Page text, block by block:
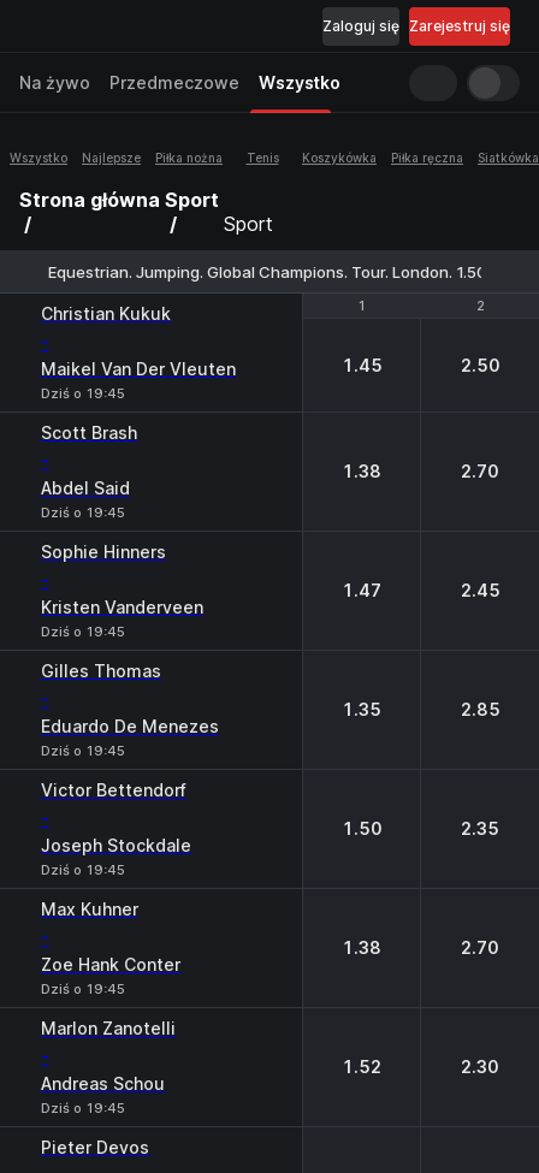
Zarejestruj się
Zaloguj się
Na żywo Przedmeczowe Wszystko
Wszystko Najlepsze Piłka nożna Tenis Koszykówka Piłka ręczna Siatkówka
Strona główna Sport
Sport
Equestrian. Jumping. Global Champions. Tour. London. 1.50m.
1 2
Christian Kukuk
-
Maikel Van Der Vleuten
Dziś o 19:45
1 2
1.45 2.50
Scott Brash
-
Abdel Said
Dziś o 19:45
1.38 2.70
Sophie Hinners
-
Kristen Vanderveen
Dziś o 19:45
1.47 2.45
Gilles Thomas
-
Eduardo De Menezes
Dziś o 19:45
1.35 2.85
Victor Bettendorf
-
Joseph Stockdale
Dziś o 19:45
1.50 2.35
Max Kuhner
-
Zoe Hank Conter
Dziś o 19:45
1.38 2.70
Marlon Zanotelli
-
Andreas Schou
Dziś o 19:45
1.52 2.30
Pieter Devos